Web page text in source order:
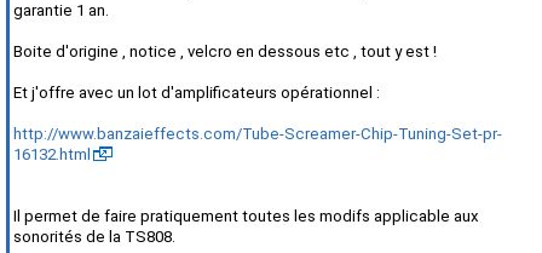
garantie 1 an.
Boite d'origine , notice , velcro en dessous etc , tout y est !
Et j'offre avec un lot d'amplificateurs opérationnel :
http://www.banzaieffects.com/Tube-Screamer-Chip-Tuning-Set-pr-
16132.html
Il permet de faire pratiquement toutes les modifs applicable aux
sonorités de la TS808.